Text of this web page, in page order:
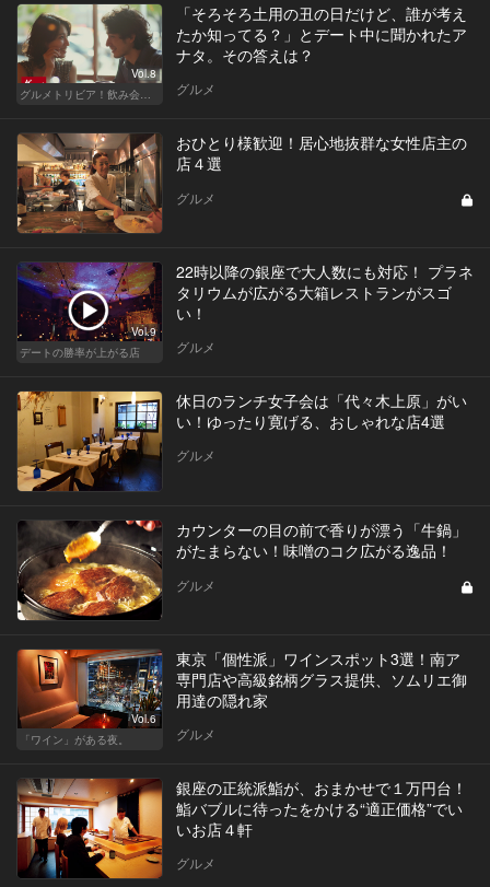
Vol.8
グルメトリビア！飲み会やデートで会話のネタになるQ＆A
「そろそろ土用の丑の日だけど、誰が考え
たか知ってる？」とデート中に聞かれたア
ナタ。その答えは？
グルメ
おひとり様歓迎！居心地抜群な女性店主の
店４選
グルメ
Vol.9
デートの勝率が上がる店
22時以降の銀座で大人数にも対応！ プラネ
タリウムが広がる大箱レストランがスゴ
い！
グルメ
休日のランチ女子会は「代々木上原」がい
い！ゆったり寛げる、おしゃれな店4選
グルメ
カウンターの目の前で香りが漂う「牛鍋」
がたまらない！味噌のコク広がる逸品！
グルメ
Vol.6
「ワイン」がある夜。
東京「個性派」ワインスポット3選！南ア
専門店や高級銘柄グラス提供、ソムリエ御
用達の隠れ家
グルメ
銀座の正統派鮨が、おまかせで１万円台！
鮨バブルに待ったをかける“適正価格”でい
いお店４軒
グルメ